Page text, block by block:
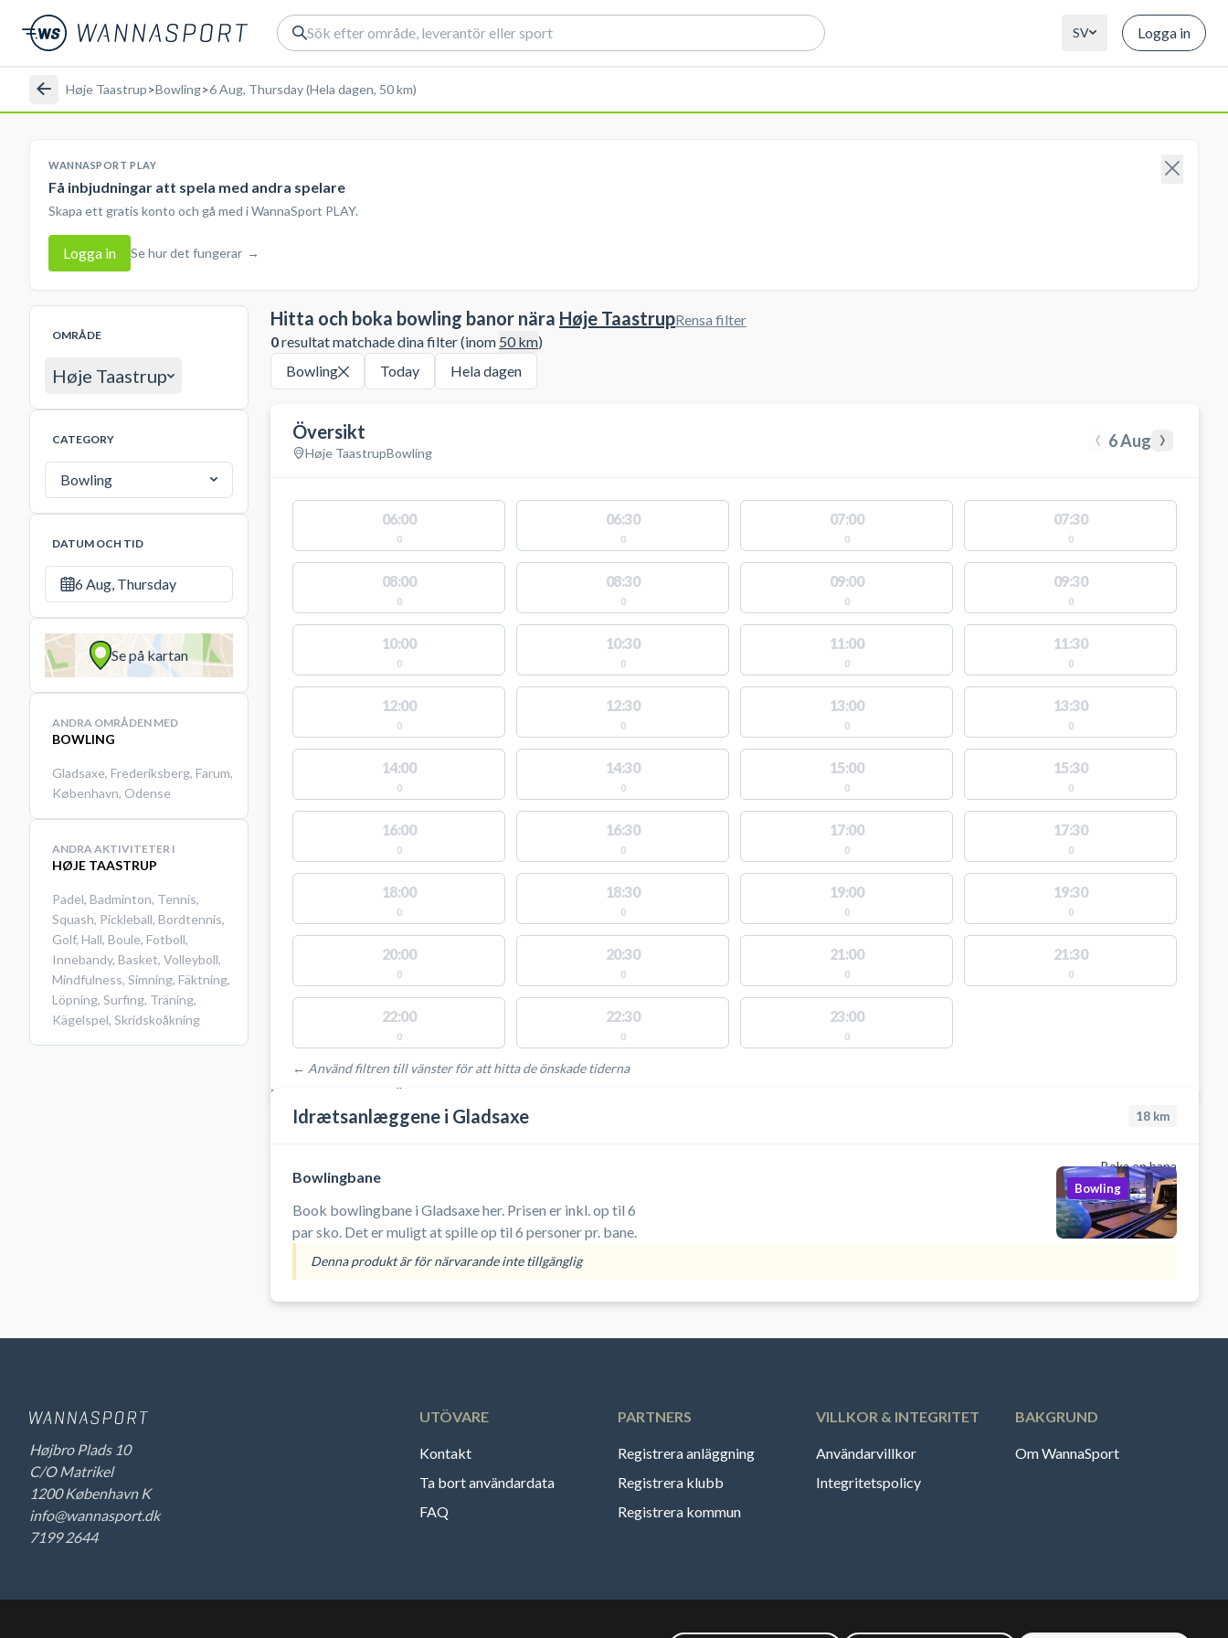
SV Logga in
Høje Taastrup>Bowling>6 Aug, Thursday (Hela dagen, 50 km)
WANNASPORT PLAY
Få inbjudningar att spela med andra spelare
Skapa ett gratis konto och gå med i WannaSport PLAY.
Logga in Se hur det fungerar →
OMRÅDE
Høje Taastrup
CATEGORY
Bowling
DATUM OCH TID
6 Aug, Thursday
Se på kartan
ANDRA OMRÅDEN MED
BOWLING
Gladsaxe, Frederiksberg, Farum,
København, Odense
ANDRA AKTIVITETER I
HØJE TAASTRUP
Padel, Badminton, Tennis,
Squash, Pickleball, Bordtennis,
Golf, Hall, Boule, Fotboll,
Innebandy, Basket, Volleyboll,
Mindfulness, Simning, Fäktning,
Löpning, Surfing, Träning,
Kägelspel, Skridskoåkning
Hitta och boka bowling banor nära Høje Taastrup
0resultat matchade dina filter (inom 50km)
Rensa filter
Bowling Today Hela dagen
Översikt
Høje TaastrupBowling ‹ 6 Aug ›
06:00
0
06:30
0
07:00
0
07:30
0
08:00
0
08:30
0
09:00
0
09:30
0
10:00
0
10:30
0
11:00
0
11:30
0
12:00
0
12:30
0
13:00
0
13:30
0
14:00
0
14:30
0
15:00
0
15:30
0
16:00
0
16:30
0
17:00
0
17:30
0
18:00
0
18:30
0
19:00
0
19:30
0
20:00
0
20:30
0
21:00
0
21:30
0
22:00
0
22:30
0
23:00
0
← Använd filtren till vänster för att hitta de önskade tiderna
PLATSER MED TILLGÄNGLIGA AKTIVITETER
Idrætsanlæggene i Gladsaxe 18 km
Boka en bana
Bowlingbane
Book bowlingbane i Gladsaxe her. Prisen er inkl. op til 6
par sko. Det er muligt at spille op til 6 personer pr. bane.
Bowling
Denna produkt är för närvarande inte tillgänglig
Højbro Plads 10
C/O Matrikel
1200 København K
info@wannasport.dk
7199 2644
UTÖVARE
Kontakt
Ta bort användardata
FAQ
PARTNERS
Registrera anläggning
Registrera klubb
Registrera kommun
VILLKOR & INTEGRITET
Användarvillkor
Integritetspolicy
BAKGRUND
Om WannaSport